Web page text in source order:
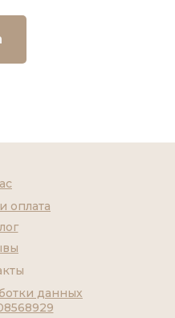
оплата
данных